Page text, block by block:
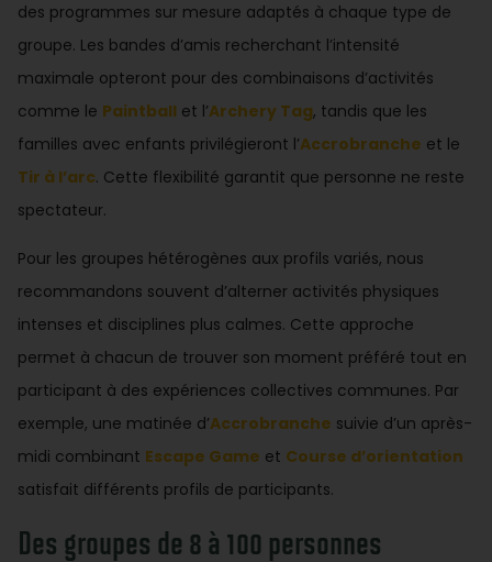
des programmes sur mesure adaptés à chaque type de
groupe. Les bandes d’amis recherchant l’intensité
maximale opteront pour des combinaisons d’activités
comme le Paintball et l’Archery Tag, tandis que les
familles avec enfants privilégieront l’Accrobranche et le
Tir à l’arc. Cette flexibilité garantit que personne ne reste
spectateur.
Pour les groupes hétérogènes aux profils variés, nous
recommandons souvent d’alterner activités physiques
intenses et disciplines plus calmes. Cette approche
permet à chacun de trouver son moment préféré tout en
participant à des expériences collectives communes. Par
exemple, une matinée d’Accrobranche suivie d’un après-
midi combinant Escape Game et Course d’orientation
satisfait différents profils de participants.
Des groupes de 8 à 100 personnes